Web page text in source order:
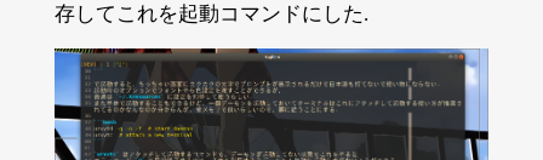
存してこれを起動コマンドにした.